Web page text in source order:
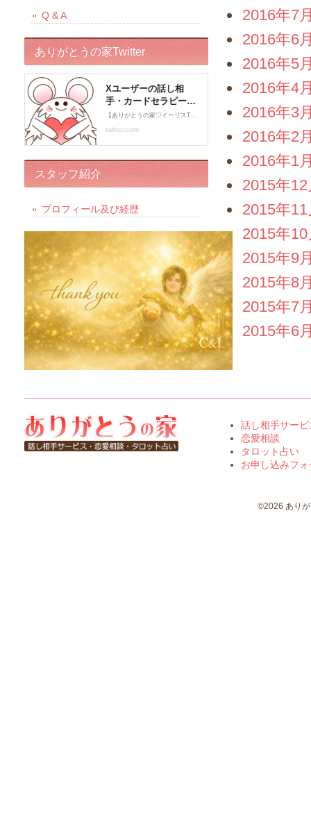
2016年7
2016年6
2016年5
2016年4
2016年3
2016年2
2016年1
2015年12
2015年11
2015年10
2015年9
2015年8
2015年7
2015年6
Q & A
ありがとうの家Twitter
スタッフ紹介
プロフィール及び経歴
話し相手サービ
恋愛相談
タロット占い
お申し込みフ
©2026 あり